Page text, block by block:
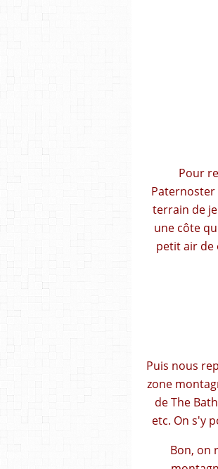
Pour
terrain de
une côte
petit air de
Puis nous
zone
de The
etc. On s'y
Bon, on